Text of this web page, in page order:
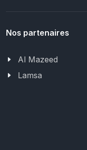
Nos partenaires
Al Mazeed
Lamsa